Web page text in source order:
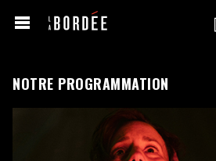
NOTRE PROGRAMMATION